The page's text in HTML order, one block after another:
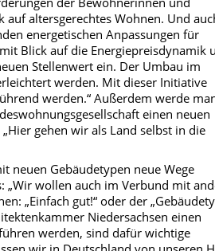
auf altersgerechtes Wohnen. Und
energetischen Anpassungen für
Blick auf die Energiepreisdynamik
Stellenwert ein. Der Umbau im
werden. Mit dieser Initiative
werden.“ Außerdem werde
einen neuen
gehen wir als Land selbst in die
neuen Gebäudetypen neue Wege
„Wir wollen auch im Verbund mit
„Einfach gut!“ oder der
Niedersachsen einen
werden, sind dafür wichtige